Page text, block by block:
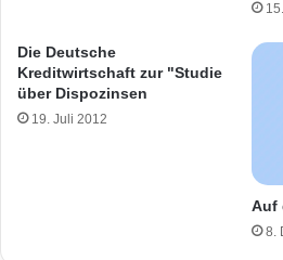
Die Deutsche
Kreditwirtschaft zur "Studie
über Dispozinsen
19. Juli 2012
Auf
8.